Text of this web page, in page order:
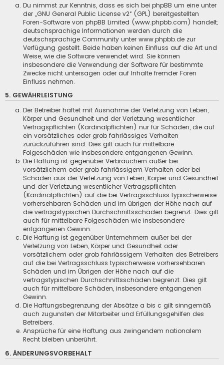
Du nimmst zur Kenntnis, dass es sich bei phpBB um eine unter
der „GNU General Public License v2“ (GPL) bereitgestellten
Foren-Software von phpBB Limited (www.phpbb.com) handelt;
deutschsprachige Informationen werden durch die
deutschsprachige Community unter www.phpbb.de zur
Verfügung gestellt. Beide haben keinen Einfluss auf die Art und
Weise, wie die Software verwendet wird. Sie können
insbesondere die Verwendung der Software für bestimmte
Zwecke nicht untersagen oder auf Inhalte fremder Foren
Einfluss nehmen.
5. GEWÄHRLEISTUNG
Der Betreiber haftet mit Ausnahme der Verletzung von Leben,
Körper und Gesundheit und der Verletzung wesentlicher
Vertragspflichten (Kardinalpflichten) nur für Schäden, die auf
ein vorsätzliches oder grob fahrlässiges Verhalten
zurückzuführen sind. Dies gilt auch für mittelbare
Folgeschäden wie insbesondere entgangenen Gewinn.
Die Haftung ist gegenüber Verbrauchern außer bei
vorsätzlichem oder grob fahrlässigem Verhalten oder bei
Schäden aus der Verletzung von Leben, Körper und Gesundheit
und der Verletzung wesentlicher Vertragspflichten
(Kardinalpflichten) auf die bei Vertragsschluss typischerweise
vorhersehbaren Schäden und im übrigen der Höhe nach auf
die vertragstypischen Durchschnittsschäden begrenzt. Dies gilt
auch für mittelbare Folgeschäden wie insbesondere
entgangenen Gewinn.
Die Haftung ist gegenüber Unternehmern außer bei der
Verletzung von Leben, Körper und Gesundheit oder
vorsätzlichem oder grob fahrlässigem Verhalten des Betreibers
auf die bei Vertragsschluss typischerweise vorhersehbaren
Schäden und im Übrigen der Höhe nach auf die
vertragstypischen Durchschnittsschäden begrenzt. Dies gilt
auch für mittelbare Schäden, insbesondere entgangenen
Gewinn.
Die Haftungsbegrenzung der Absätze a bis c gilt sinngemäß
auch zugunsten der Mitarbeiter und Erfüllungsgehilfen des
Betreibers.
Ansprüche für eine Haftung aus zwingendem nationalem
Recht bleiben unberührt.
6. ÄNDERUNGSVORBEHALT